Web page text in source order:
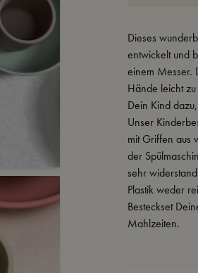
Dieses
entwickelt und
einem Messer.
Hände leicht
Dein Kind
Unser
mit Griffen aus
der
sehr
Plastik weder
Besteckset
Mahlzeiten.